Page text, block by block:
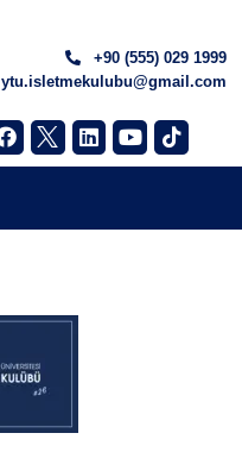
+90 (555) 029 1999
ytu.isletmekulubu@gmail.com